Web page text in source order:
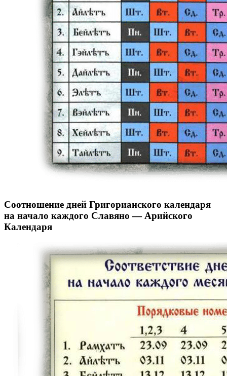
Соотношение дней Григорианского календаря
на начало каждого Славяно — Арийского
Календаря